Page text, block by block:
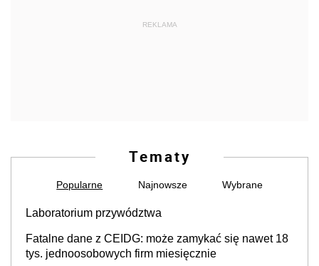
REKLAMA
Tematy
Popularne Najnowsze Wybrane
Laboratorium przywództwa
Fatalne dane z CEIDG: może zamykać się nawet 18
tys. jednoosobowych firm miesięcznie